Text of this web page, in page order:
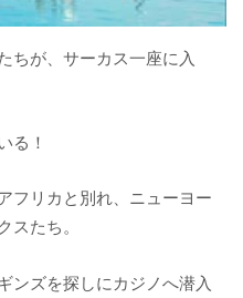
ちが、サーカス一座に入
る！
フリカと別れ、ニューヨー
スたち。
ンズを探しにカジノへ潜入